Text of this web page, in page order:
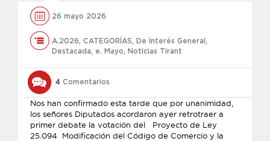
26 mayo 2026
A.2026, CATEGORÍAS, De Interés General ,
Destacada, e. Mayo, Noticias Tirant
4 Comentarios
Nos han confirmado esta tarde que por unanimidad,
los señores Diputados acordaron ayer retrotraer a
primer debate la votación del Proyecto de Ley
25.094 Modificación del Código de Comercio y la